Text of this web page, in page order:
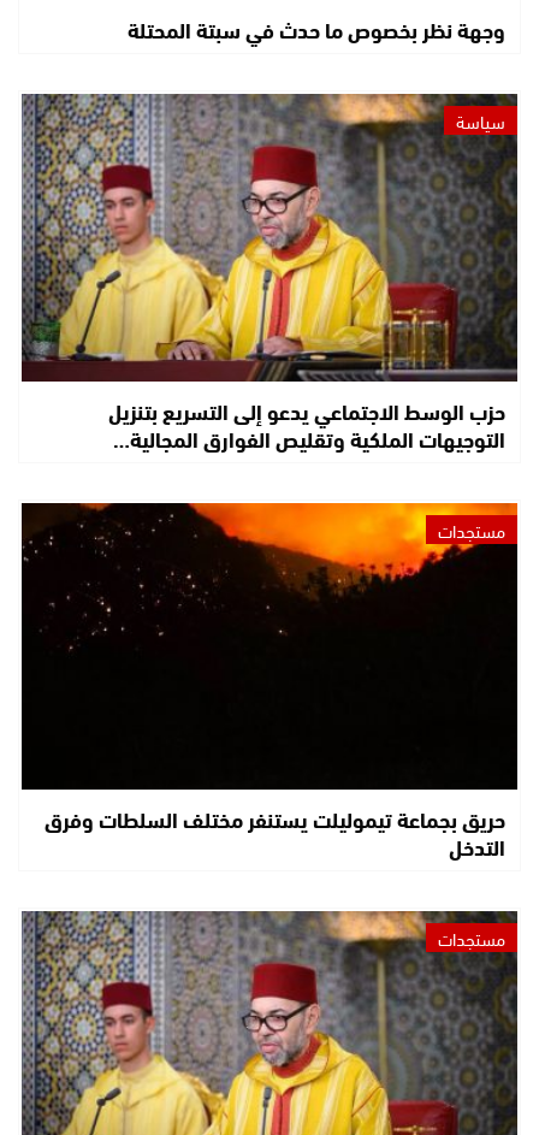
وجهة نظر بخصوص ما حدث في سبتة المحتلة
سياسة
حزب الوسط الاجتماعي يدعو إلى التسريع بتنزيل
التوجيهات الملكية وتقليص الفوارق المجالية…
مستجدات
حريق بجماعة تيموليلت يستنفر مختلف السلطات وفرق
التدخل
مستجدات